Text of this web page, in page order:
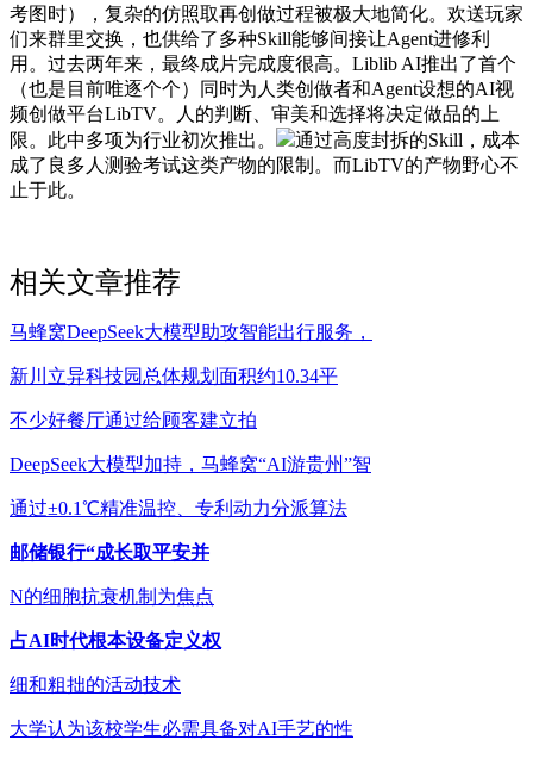
考图时），复杂的仿照取再创做过程被极大地简化。欢送玩家
们来群里交换，也供给了多种Skill能够间接让Agent进修利
用。过去两年来，最终成片完成度很高。Liblib AI推出了首个
（也是目前唯逐个个）同时为人类创做者和Agent设想的AI视
频创做平台LibTV。人的判断、审美和选择将决定做品的上
限。此中多项为行业初次推出。
通过高度封拆的Skill，成本
成了良多人测验考试这类产物的限制。而LibTV的产物野心不
止于此。
相关文章推荐
马蜂窝DeepSeek大模型助攻智能出行服务，
新川立异科技园总体规划面积约10.34平
不少好餐厅通过给顾客建立拍
DeepSeek大模型加持，马蜂窝“AI游贵州”智
通过±0.1℃精准温控、专利动力分派算法
邮储银行“成长取平安并
N的细胞抗衰机制为焦点
占AI时代根本设备定义权
细和粗拙的活动技术
大学认为该校学生必需具备对AI手艺的性